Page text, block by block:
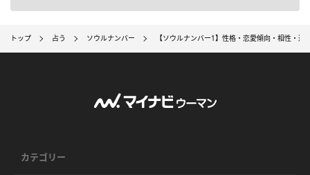
トップ 占う ソウルナンバー 【ソウルナンバー1】性格・恋愛傾向・相性・
カテゴリー